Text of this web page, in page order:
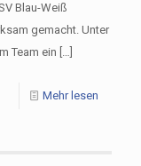
Blau-Weiß
gemacht. Unter
Team ein […]
Mehr lesen